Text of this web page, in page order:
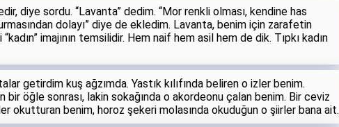
diye sordu. “Lavanta” dedim. “Mor renkli olması, kendine has
dolayı” diye de ekledim. Lavanta, benim için zarafetin
imajının temsilidir. Hem naif hem asil hem de dik. Tıpkı kadın
getirdim kuş ağzımda. Yastık kılıfında beliren o izler benim.
bir öğle sonrası, lakin sokağında o akordeonu çalan benim. Bir ceviz
okutturan benim, horoz şekeri molasında okuduğun o şiirler bana ait.